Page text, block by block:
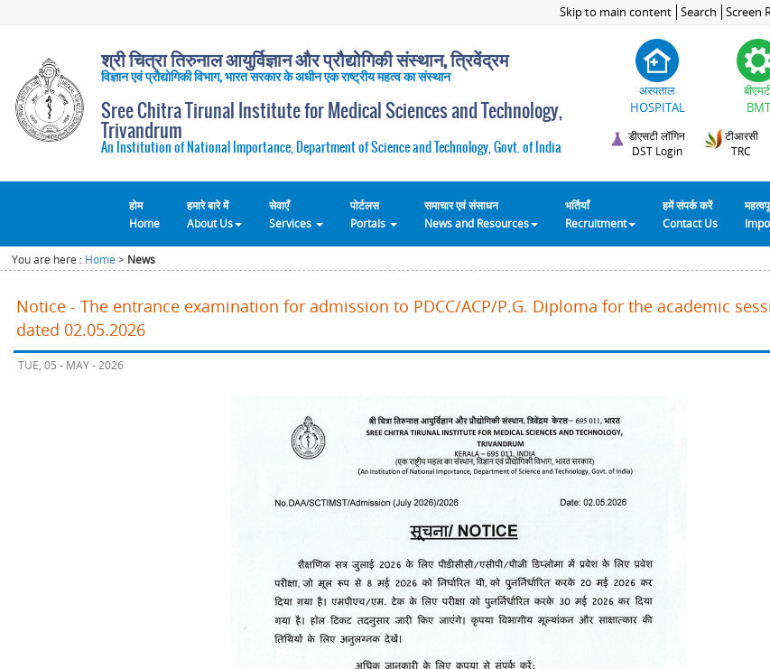
Skip to main content Search Screen
श्री चित्रा तिरुनाल आयुर्विज्ञान और प्रौद्योगिकी संस्थान, त्रिवेंद्रम
विज्ञान एवं प्रौद्योगिकी विभाग, भारत सरकार के अधीन एक राष्ट्रीय महत्व का संस्थान
Sree Chitra Tirunal Institute for Medical Sciences and Technology,
Trivandrum
An Institution of National Importance, Department of Science and Technology, Govt. of India
अस्पताल
HOSPITAL
BMT
डीएसटी लॉगिन
DST Login
टीआरसी
TRC
होम
Home
हमारे बारे में
About Us
सेवाएँ
Services
पोर्टलस
Portals
समाचार एवं संसाधन
News and Resources
भर्तियाँ
Recruitment
हमें संपर्क करें
Contact Us
You are here : Home > News
Notice - The entrance examination for admission to PDCC/ACP/P.G. Diploma for the academic
dated 02.05.2026
TUE, 05 - MAY - 2026